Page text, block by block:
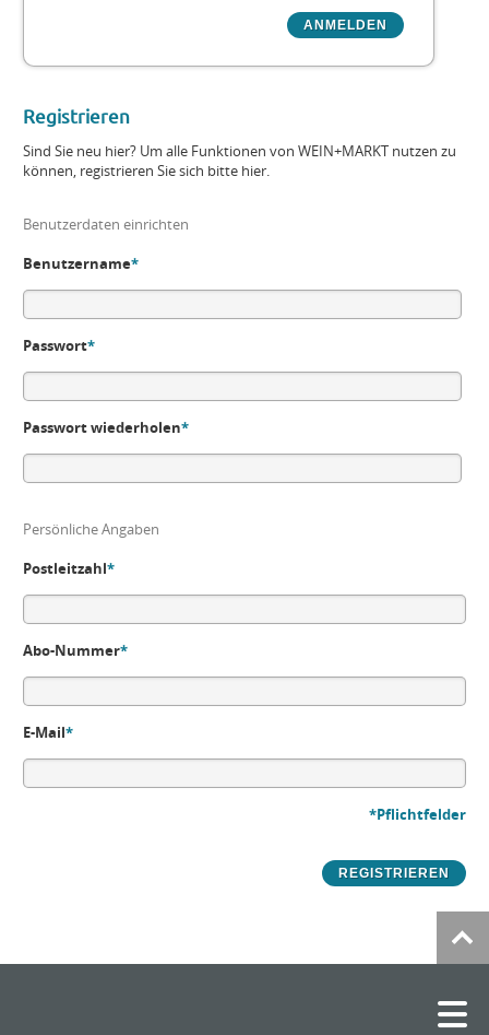
Registrieren
Sind Sie neu hier? Um alle Funktionen von WEIN+MARKT nutzen zu
können, registrieren Sie sich bitte hier.
Benutzerdaten einrichten
Benutzername*
Passwort*
Passwort wiederholen*
Persönliche Angaben
Postleitzahl*
Abo-Nummer*
E-Mail*
*Pflichtfelder